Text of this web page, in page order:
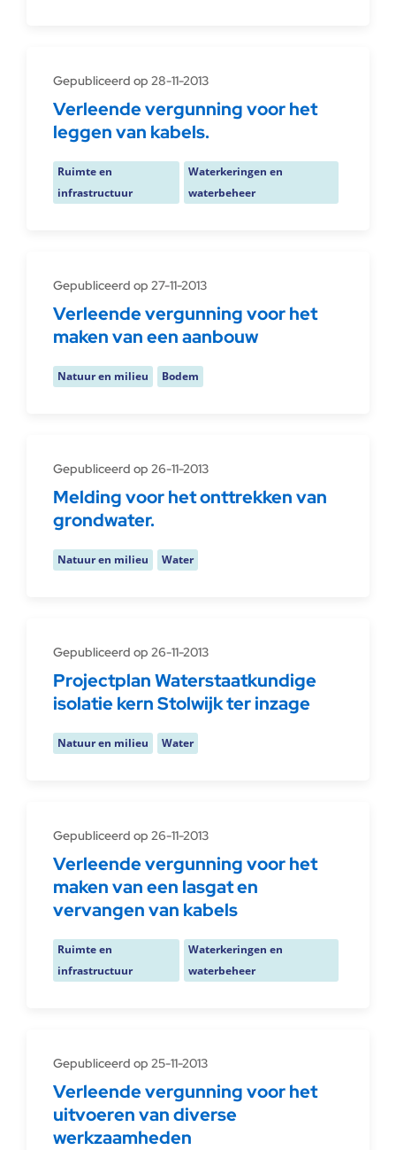
Verleende vergunning voor het
leggen van kabels.
Gepubliceerd op 28-11-2013
Ruimte en
infrastructuur
Waterkeringen en
waterbeheer
Verleende vergunning voor het
maken van een aanbouw
Gepubliceerd op 27-11-2013
Natuur en milieu Bodem
Melding voor het onttrekken van
grondwater.
Gepubliceerd op 26-11-2013
Natuur en milieu Water
Projectplan Waterstaatkundige
isolatie kern Stolwijk ter inzage
Gepubliceerd op 26-11-2013
Natuur en milieu Water
Verleende vergunning voor het
maken van een lasgat en
vervangen van kabels
Gepubliceerd op 26-11-2013
Ruimte en
infrastructuur
Waterkeringen en
waterbeheer
Verleende vergunning voor het
uitvoeren van diverse
werkzaamheden
Gepubliceerd op 25-11-2013